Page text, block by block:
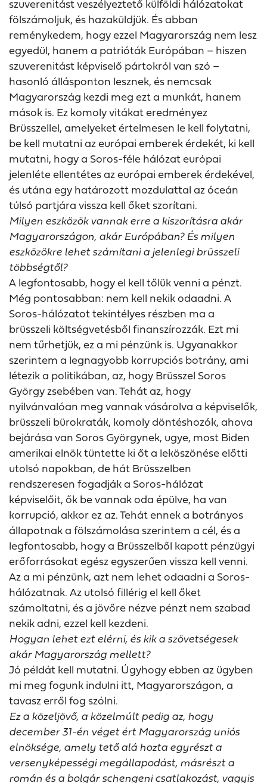
szuverenitást veszélyeztető külföldi hálózatokat
fölszámoljuk, és hazaküldjük. És abban
reménykedem, hogy ezzel Magyarország nem lesz
egyedül, hanem a patrióták Európában – hiszen
szuverenitást képviselő pártokról van szó –
hasonló állásponton lesznek, és nemcsak
Magyarország kezdi meg ezt a munkát, hanem
mások is. Ez komoly vitákat eredményez
Brüsszellel, amelyeket értelmesen le kell folytatni,
be kell mutatni az európai emberek érdekét, ki kell
mutatni, hogy a Soros-féle hálózat európai
jelenléte ellentétes az európai emberek érdekével,
és utána egy határozott mozdulattal az óceán
túlsó partjára vissza kell őket szorítani.
Milyen eszközök vannak erre a kiszorításra akár
Magyarországon, akár Európában? És milyen
eszközökre lehet számítani a jelenlegi brüsszeli
többségtől?
A legfontosabb, hogy el kell tőlük venni a pénzt.
Még pontosabban: nem kell nekik odaadni. A
Soros-hálózatot tekintélyes részben ma a
brüsszeli költségvetésből finanszírozzák. Ezt mi
nem tűrhetjük, ez a mi pénzünk is. Ugyanakkor
szerintem a legnagyobb korrupciós botrány, ami
létezik a politikában, az, hogy Brüsszel Soros
György zsebében van. Tehát az, hogy
nyilvánvalóan meg vannak vásárolva a képviselők,
brüsszeli bürokraták, komoly döntéshozók, ahova
bejárása van Soros Györgynek, ugye, most Biden
amerikai elnök tüntette ki őt a leköszönése előtti
utolsó napokban, de hát Brüsszelben
rendszeresen fogadják a Soros-hálózat
képviselőit, ők be vannak oda épülve, ha van
korrupció, akkor ez az. Tehát ennek a botrányos
állapotnak a fölszámolása szerintem a cél, és a
legfontosabb, hogy a Brüsszelből kapott pénzügyi
erőforrásokat egész egyszerűen vissza kell venni.
Az a mi pénzünk, azt nem lehet odaadni a Soros-
hálózatnak. Az utolsó fillérig el kell őket
számoltatni, és a jövőre nézve pénzt nem szabad
nekik adni, ezzel kell kezdeni.
Hogyan lehet ezt elérni, és kik a szövetségesek
akár Magyarország mellett?
Jó példát kell mutatni. Úgyhogy ebben az ügyben
mi meg fogunk indulni itt, Magyarországon, a
tavasz erről fog szólni.
Ez a közeljövő, a közelmúlt pedig az, hogy
december 31-én véget ért Magyarország uniós
elnöksége, amely tető alá hozta egyrészt a
versenyképességi megállapodást, másrészt a
román és a bolgár schengeni csatlakozást, vagyis